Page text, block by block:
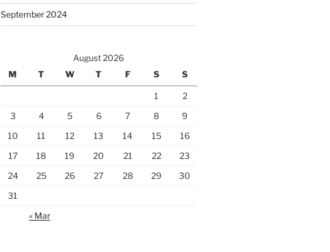
September 2024
August 2026
M
T W T F S S
1
2
3
4 5 6 7 8
9
10
11 12 13 14 15
16
17
18 19 20 21 22
23
24
25 26 27 28 29
30
31
« Mar